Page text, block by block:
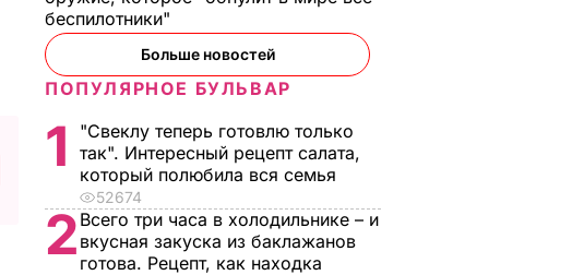
беспилотники"
Больше новостей
ПОПУЛЯРНОЕ БУЛЬВАР
1
"Свеклу теперь готовлю только
так". Интересный рецепт салата,
который полюбила вся семья
52674
2 Всего три часа в холодильнике – и
вкусная закуска из баклажанов
готова. Рецепт, как находка